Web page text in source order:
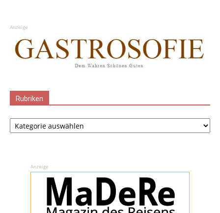
Anzeige
Rubriken
Rubriken
Anzeige